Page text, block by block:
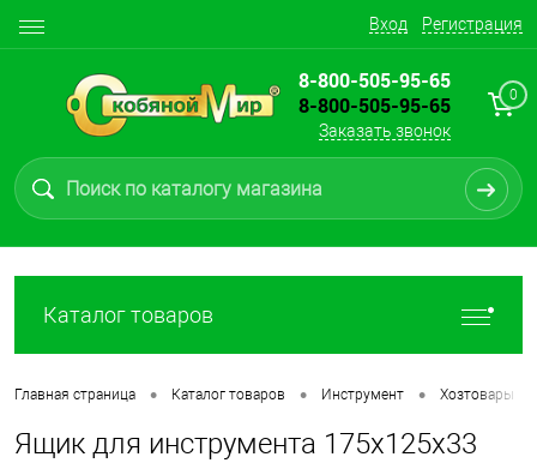
Вход Регистрация
8-800-505-95-65
8-800-505-95-65
Заказать звонок
0
Каталог товаров
Главная страница • Каталог товаров • Инструмент • Хозтовары
Ящик для инструмента 175х125х33